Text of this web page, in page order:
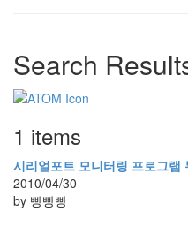
Search
1 items
시리얼포트 모니터링 프로그램
2010/04/30
by 빵빵빵